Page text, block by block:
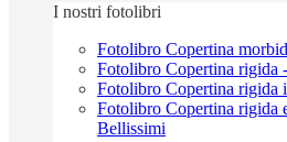
I nostri fotolibri
Fotolibro Copertina
Fotolibro Copertina rigida
Fotolibro Copertina rigida
Fotolibro Copertina rigida
Bellissimi